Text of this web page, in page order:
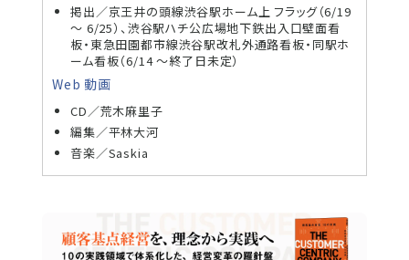
掲出／京王井の頭線渋谷駅ホーム上 フラッグ（6/19
～ 6/25）、渋谷駅ハチ公広場地下鉄出入口壁面看
板・東急田園都市線渋谷駅改札外通路看板・同駅ホ
ーム看板（6/14 ～終了日未定）
Web 動画
CD／荒木麻里子
編集／平林大河
音楽／Saskia